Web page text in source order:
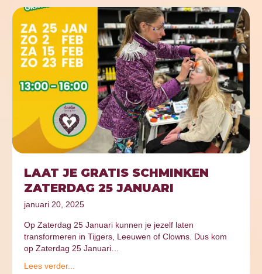
LAAT JE GRATIS SCHMINKEN
ZATERDAG 25 JANUARI
januari 20, 2025
Op Zaterdag 25 Januari kunnen je jezelf laten
transformeren in Tijgers, Leeuwen of Clowns. Dus kom
op Zaterdag 25 Januari…
Lees verder...